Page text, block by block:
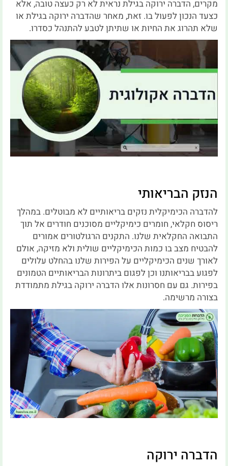
מקרים, הדברה ירוקה בגילת נראית לא רק כעצה טובה, אלא
כצעד הנכון לפעול בו. זאת, מאחר שהדברה ירוקה בגילת או
שלא תהרוג את החיות או שתיתן לטבע להתנהל כסדרו.
הנזק הבריאותי
להדברה הכימיקלית נזקים בריאותיים לא מבוטלים. במהלך
ריסוס חקלאי, חומרים כימיקליים מסוכנים חודרים אל תוך
התבואה החקלאית שלנו. התקנים הרגולטורים אמורים
להבטיח מצב בו כמות הכימיקליים שולית ולא מזיקה, אולם
לאורך שנים הכימיקליים על הפירות שלנו בהחלט עלולים
לפגוע בבריאותנו וכן לפגום ביתרונות הבריאותיים הטמונים
בפירות. גם עם חסרונות אלו הדברה ירוקה בגילת מתמודדת
בצורה מרשימה.
הדברה ירוקה